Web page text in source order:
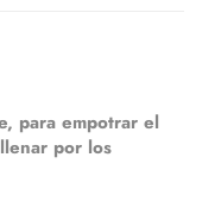
para empotrar el
por los